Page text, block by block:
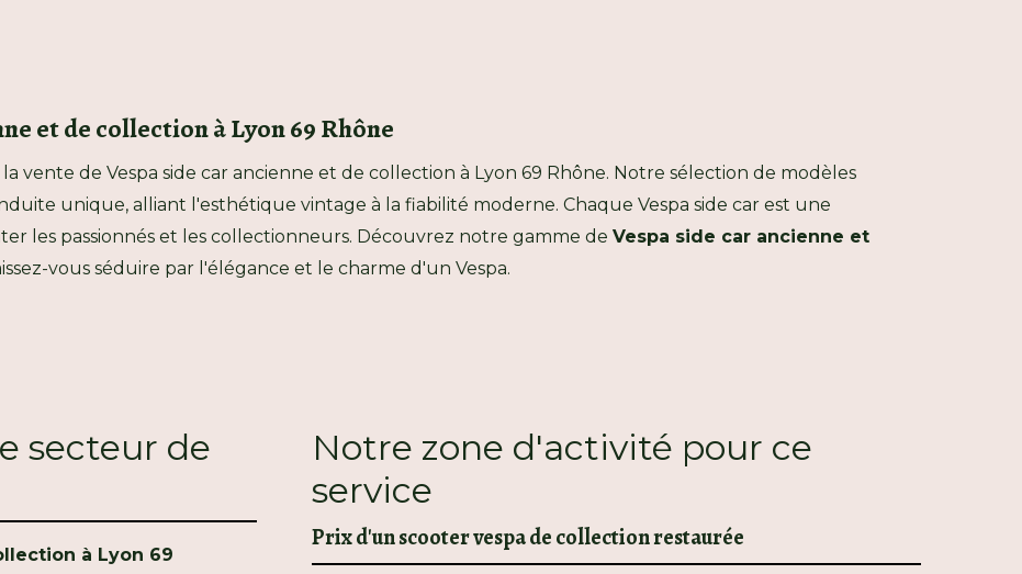
et de collection à Lyon 69 Rhône
la vente de Vespa side car ancienne et de collection à Lyon 69 Rhône. Notre sélection de modèles
unique, alliant l'esthétique vintage à la fiabilité moderne. Chaque Vespa side car est une
les passionnés et les collectionneurs. Découvrez notre gamme de Vespa side car ancienne et
vous séduire par l'élégance et le charme d'un Vespa.
secteur de
à Lyon 69
Notre zone d'activité pour ce
service
Prix d'un scooter vespa de collection restaurée